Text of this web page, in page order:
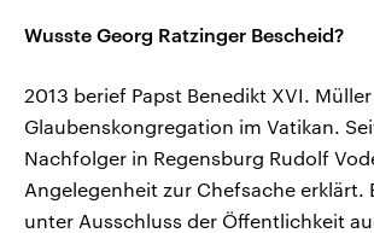
Wusste Georg Ratzinger Bescheid?
2013 berief Papst Benedikt XVI.
Glaubenskongregation im Vatikan.
Nachfolger in Regensburg Rudolf
Angelegenheit zur Chefsache erklärt.
unter Ausschluss der Öffentlichkeit